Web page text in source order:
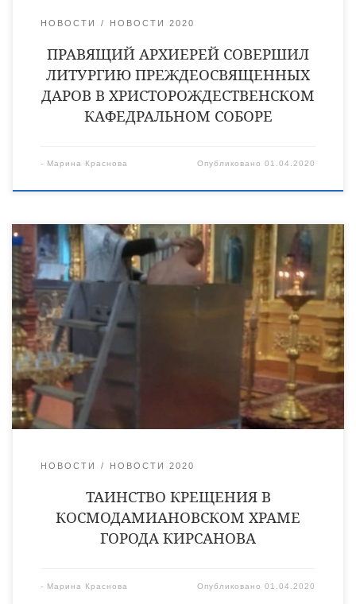
НОВОСТИ НОВОСТИ 2020
ПРАВЯЩИЙ АРХИЕРЕЙ СОВЕРШИЛ
ЛИТУРГИЮ ПРЕЖДЕОСВЯЩЕННЫХ
ДАРОВ В ХРИСТОРОЖДЕСТВЕНСКОМ
КАФЕДРАЛЬНОМ СОБОРЕ
- Марина Краснова Опубликовано01.04.2020
30 марта в Космодамиановском храме города Кирсанова
состоялось Таинство Крещения над взрослыми молодыми
людьми с полным погружением. Таинство Крещения
совершил настоятель храма священник Сергий Богданов.
Молодые люди Сергей Щигорев и Артем Дынгус, которые
решили пополнить ряды православных верующих, ждут
особые жизненные события — одного рождение ребенка,
другого служение в армии. В Крещении им даны […]
НОВОСТИ НОВОСТИ 2020
ТАИНСТВО КРЕЩЕНИЯ В
КОСМОДАМИАНОВСКОМ ХРАМЕ
ГОРОДА КИРСАНОВА
- Марина Краснова Опубликовано01.04.2020